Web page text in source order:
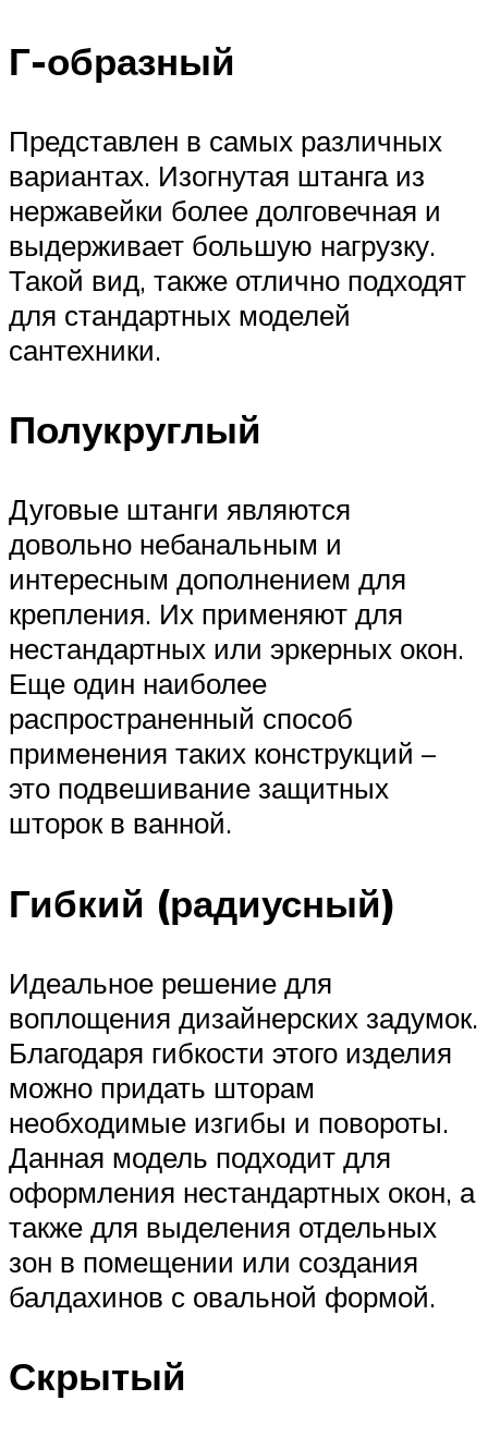
Г-образный
Представлен в самых различных
вариантах. Изогнутая штанга из
нержавейки более долговечная и
выдерживает большую нагрузку.
Такой вид, также отлично подходят
для стандартных моделей
сантехники.
Полукруглый
Дуговые штанги являются
довольно небанальным и
интересным дополнением для
крепления. Их применяют для
нестандартных или эркерных окон.
Еще один наиболее
распространенный способ
применения таких конструкций –
это подвешивание защитных
шторок в ванной.
Гибкий (радиусный)
Идеальное решение для
воплощения дизайнерских задумок.
Благодаря гибкости этого изделия
можно придать шторам
необходимые изгибы и повороты.
Данная модель подходит для
оформления нестандартных окон, а
также для выделения отдельных
зон в помещении или создания
балдахинов с овальной формой.
Скрытый